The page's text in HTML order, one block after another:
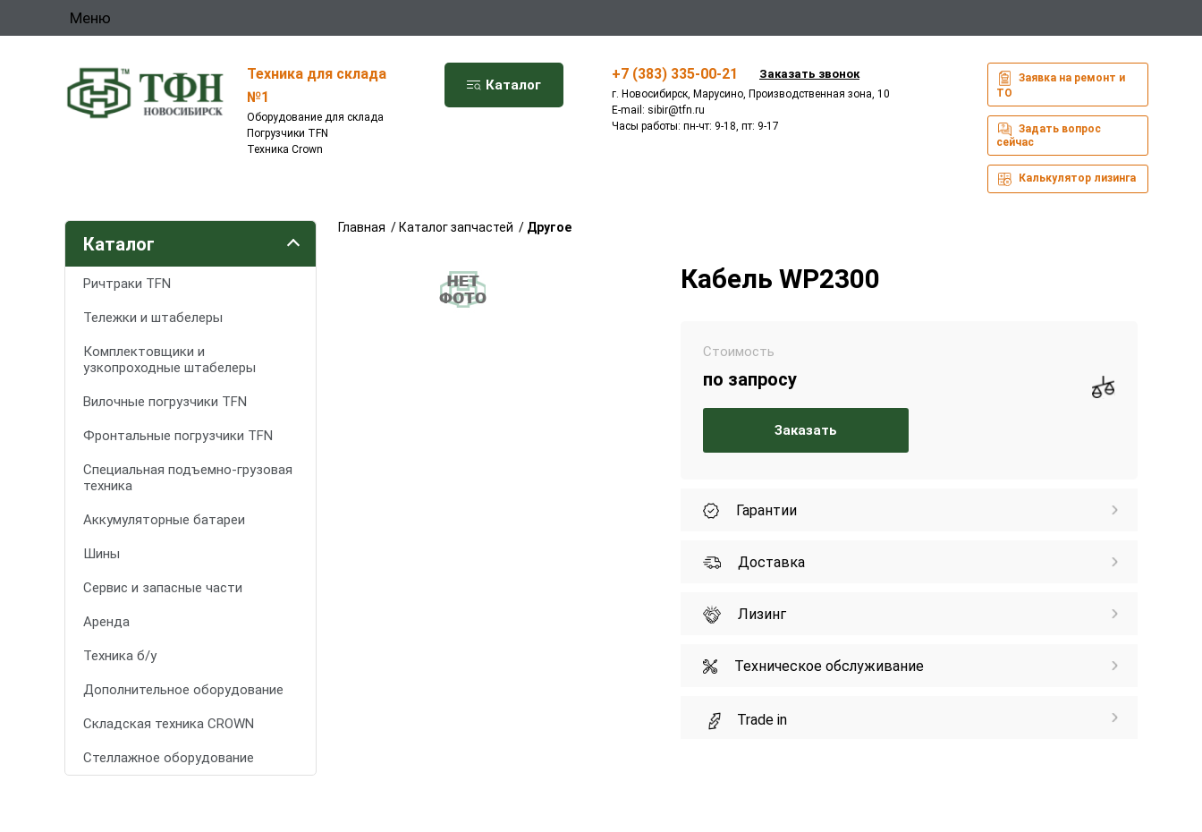
Меню
Техника для склада
№1
Оборудование для склада
Погрузчики TFN
Техника Crown
Каталог
+7 (383) 335-00-21 Заказать звонок
г. Новосибирск, Марусино, Производственная зона, 10
E-mail: sibir@tfn.ru
Часы работы: пн-чт: 9-18, пт: 9-17
Заявка на ремонт и
ТО
Задать вопрос
сейчас
Калькулятор лизинга
Каталог
Ричтраки TFN
Тележки и штабелеры
Комплектовщики и
узкопроходные штабелеры
Вилочные погрузчики TFN
Фронтальные погрузчики TFN
Специальная подъемно-грузовая
техника
Аккумуляторные батареи
Шины
Сервис и запасные части
Аренда
Техника б/у
Дополнительное оборудование
Складская техника CROWN
Стеллажное оборудование
Главная / Каталог запчастей / Другое
Кабель WP2300
Стоимость
по запросу
Заказать
Гарантии
Доставка
Лизинг
Техническое обслуживание
Trade in